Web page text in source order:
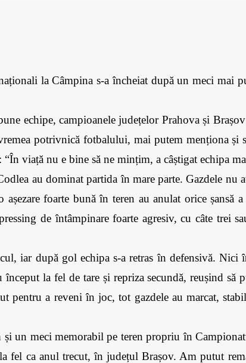
la Câmpina s-a încheiat după un meci mai
echipe, campioanele județelor Prahova și
potrivnică fotbalului, mai putem menționa și
viață nu e bine să ne mințim, a câștigat echipa
au dominat partida în mare parte. Gazdele nu
foarte bună în teren au anulat orice șansă
de întâmpinare foarte agresiv, cu câte trei
iar după gol echipa s-a retras în defensivă. Nici
la fel de tare și repriza secundă, reușind să
a reveni în joc, tot gazdele au marcat,
un meci memorabil pe teren propriu în
ca anul trecut, în județul Brașov. Am putut